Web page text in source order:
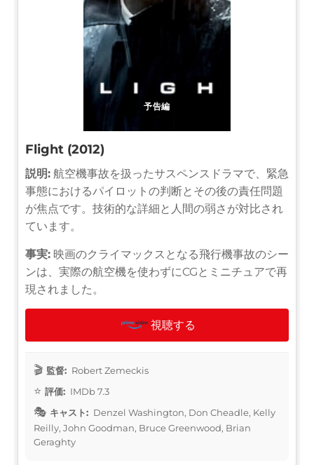
予告編
Flight (2012)
説明: 航空機事故を扱ったサスペンスドラマで、緊急
事態におけるパイロットの判断とその後の責任問題
が焦点です。技術的な詳細と人間の弱さが対比され
ています。
事実: 映画のクライマックスとなる飛行機事故のシー
ンは、実際の航空機を使わずにCGとミニチュアで再
現されました。
視聴する
監督: Robert Zemeckis
評価: IMDb 7.3
キャスト: Denzel Washington, Don Cheadle, Kelly
Reilly, John Goodman, Bruce Greenwood, Brian
Geraghty